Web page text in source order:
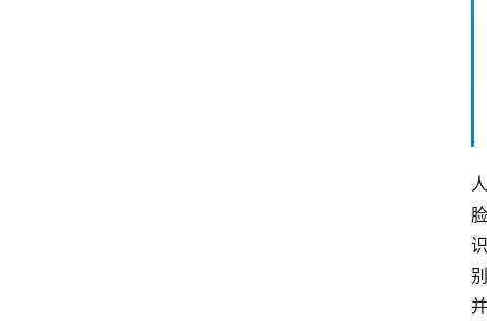
人
脸
识
别
并